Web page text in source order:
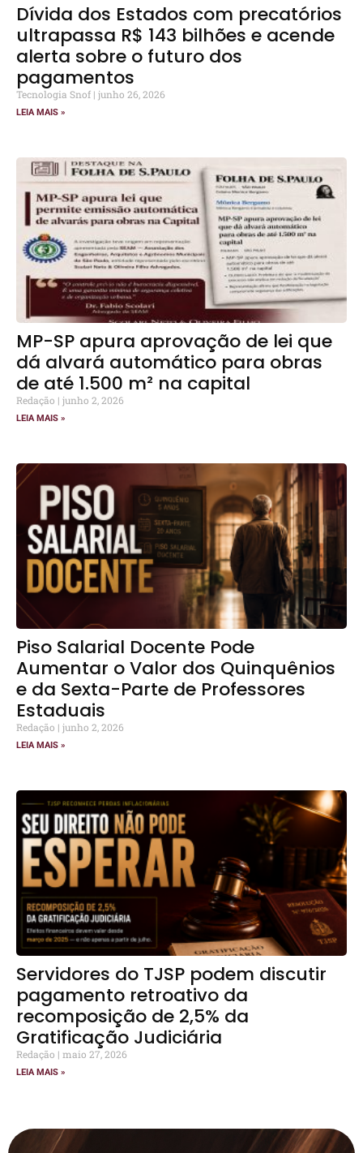
Dívida dos Estados com precatórios
ultrapassa R$ 143 bilhões e acende
alerta sobre o futuro dos
pagamentos
Tecnologia Snof junho 26, 2026
LEIA MAIS »
MP-SP apura aprovação de lei que
dá alvará automático para obras
de até 1.500 m² na capital
Redação junho 2, 2026
LEIA MAIS »
Piso Salarial Docente Pode
Aumentar o Valor dos Quinquênios
e da Sexta-Parte de Professores
Estaduais
Redação junho 2, 2026
LEIA MAIS »
Servidores do TJSP podem discutir
pagamento retroativo da
recomposição de 2,5% da
Gratificação Judiciária
Redação maio 27, 2026
LEIA MAIS »